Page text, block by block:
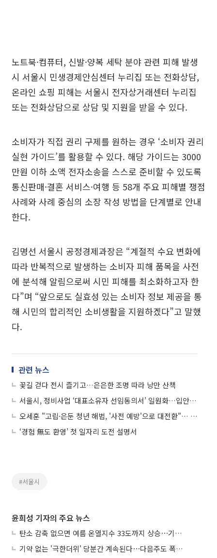
노트북·컴퓨터, 신발·양복 세탁 분야 관련 피해 발생
시 서울시 민생경제안심센터 누리집 또는 전화상담,
온라인 쇼핑 피해는 서울시 전자상거래센터 누리집
또는 전화상담으로 상담 및 지원을 받을 수 있다.
소비자가 직접 권리 구제를 원하는 경우 ‘소비자 권리
실현 가이드’를 활용할 수 있다. 해당 가이드는 3000
만원 이하 소액 전자소송을 스스로 준비할 수 있도록
통신판매·결혼 서비스·여행 등 58개 주요 피해별 쟁점
사례와 사례 중심의 소장 작성 방법을 단계별로 안내
한다.
김명선 서울시 공정경제과장은 “계절적 수요 변화에
따라 반복적으로 발생하는 소비자 피해 품목을 사전
에 분석해 알림으로써 시민 피해를 최소화하고자 한
다”며 “앞으로도 실효성 있는 소비자 정보 제공을 통
해 시민의 합리적인 소비생활을 지원하겠다”고 말했
다.
관련 뉴스
꽃길 걷다 전시 즐기고…은은한 조명 따라 낭만 산책
서울시, 정비사업 ‘대표소유자 선임동의서’ 일원화…입안 단계 1회 제출로 끝
오세훈 "고립·은둔 청년 해법, '사전 예방'으로 대전환"… 서울시, 5년간 1090억원 투입
‘경험 無도 환영’ 첫 일자리 도전 설명서
#서울시
윤희성 기자의 주요 뉴스
탄소 감축 없으면 여름 온열지수 33도까지 상승⋯기상청, 2100년 미래전망
기약 없는 '극한더위' 당분간 계속된다⋯다음주도 폭염·열대야 지속